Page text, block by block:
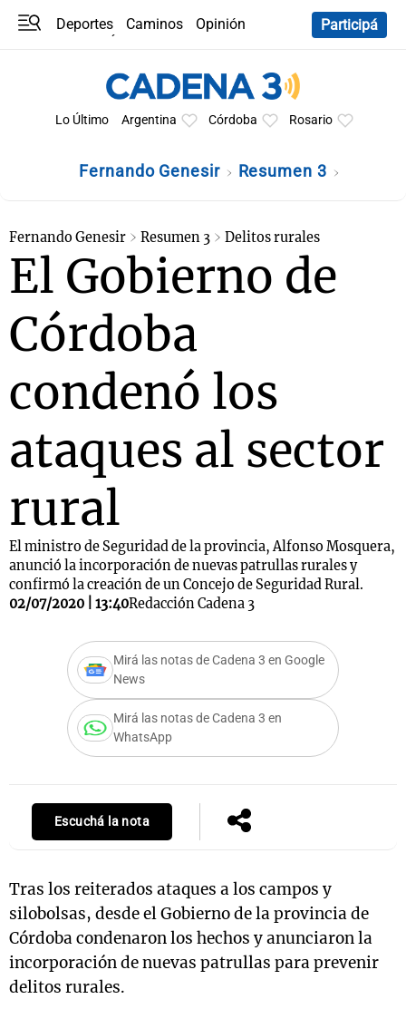
Deportes Caminos
Opinión
Participá
Lo Último Argentina Córdoba Rosario
Fernando Genesir Resumen 3
Fernando Genesir Resumen 3 Delitos rurales
El Gobierno de
Córdoba
condenó los
ataques al sector
rural
El ministro de Seguridad de la provincia, Alfonso Mosquera,
anunció la incorporación de nuevas patrullas rurales y
confirmó la creación de un Concejo de Seguridad Rural.
02/07/2020 | 13:40Redacción Cadena 3
Mirá las notas de Cadena 3 en Google
News
Mirá las notas de Cadena 3 en
WhatsApp
Escuchá la nota
Tras los reiterados ataques a los campos y
silobolsas, desde el Gobierno de la provincia de
Córdoba condenaron los hechos y anunciaron la
incorporación de nuevas patrullas para prevenir
delitos rurales.
Notas
Mundial 2026
Notas
La Sole en